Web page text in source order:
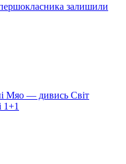
залишили
Мяо — дивись Світ
1+1